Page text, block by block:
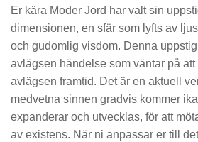
Er kära Moder Jord har valt sin
dimensionen, en sfär som lyfts av
och gudomlig visdom. Denna
avlägsen händelse som väntar på
avlägsen framtid. Det är en aktuell
medvetna sinnen gradvis kommer
expanderar och utvecklas, för att
av existens. När ni anpassar er till